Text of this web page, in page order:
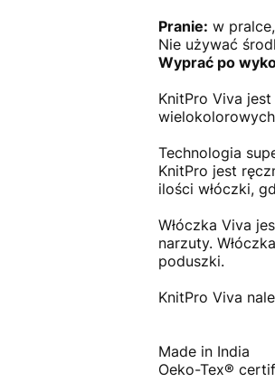
Pranie: w
Nie używać
Wyprać po
KnitPro Viva
Technologia
KnitPro jest
ilości włóczki,
Włóczka Viva
narzuty.
poduszki.
KnitPro Viva
Made in India
Oeko-Tex®